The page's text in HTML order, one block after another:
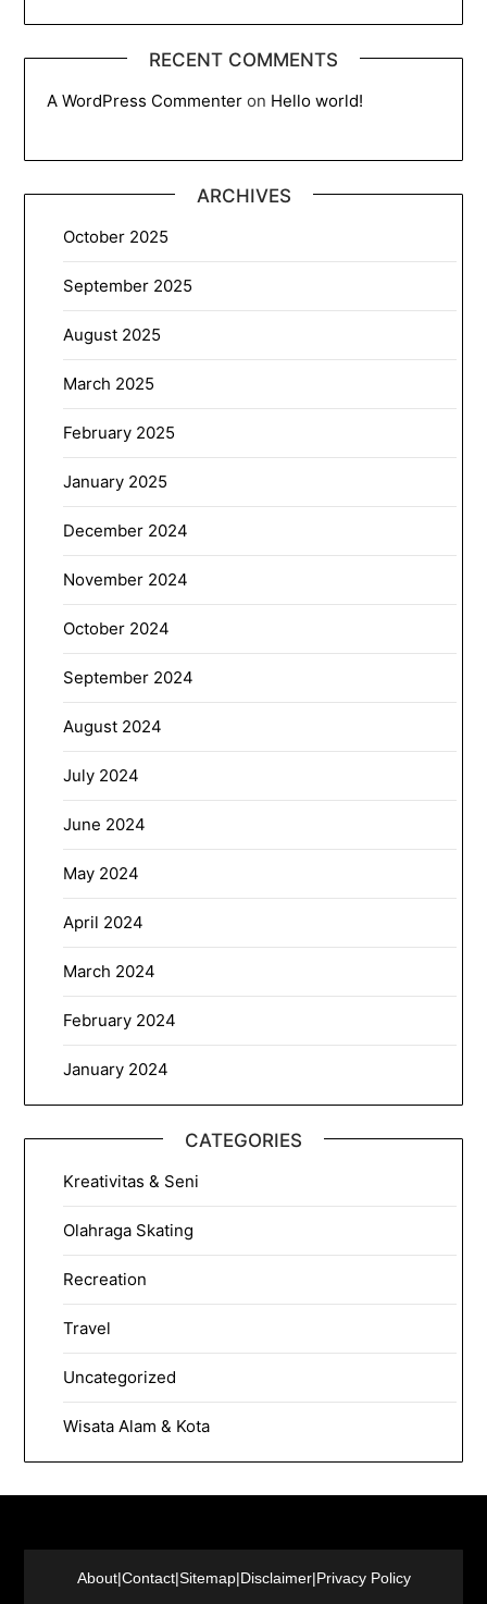
RECENT COMMENTS
A WordPress Commenter on Hello world!
ARCHIVES
October 2025
September 2025
August 2025
March 2025
February 2025
January 2025
December 2024
November 2024
October 2024
September 2024
August 2024
July 2024
June 2024
May 2024
April 2024
March 2024
February 2024
January 2024
CATEGORIES
Kreativitas & Seni
Olahraga Skating
Recreation
Travel
Uncategorized
Wisata Alam & Kota
About|Contact|Sitemap|Disclaimer|Privacy Policy